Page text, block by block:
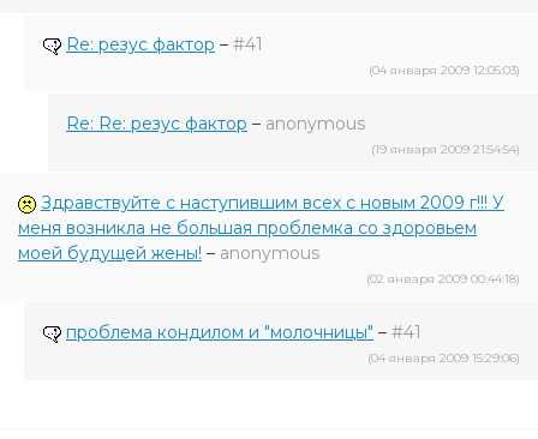
Re: резус фактор – #41
(04 января 2009 12:05:03)
Re: Re: резус фактор – anonymous
(19 января 2009 21:54:54)
Здравствуйте с наступившим всех с новым 2009 г!!! У
меня возникла не большая проблемка со здоровьем
моей будущей жены! – anonymous
(02 января 2009 00:44:18)
проблема кондилом и "молочницы" – #41
(04 января 2009 15:29:06)